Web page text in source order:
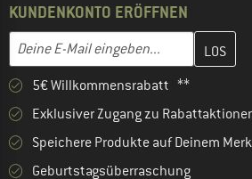
KUNDENKONTO ERÖFFNEN
E-Mail-Adresse
Gib hier deine E-Mail-Adresse ein und
5€ Willkommensrabatt **
Exklusiver Zugang zu
Speichere Produkte auf Deinem
Geburtstagsüberraschung